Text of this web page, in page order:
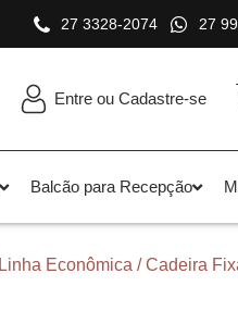
27 3328-2074 27
Entre ou Cadastre-se
Balcão para Recepção
Linha Econômica / Cadeira